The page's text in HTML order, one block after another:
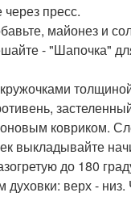
через пресс.
майонез и
- "Шапочка"
ковриком.
выкладывайте
до 180
духовки: верх -